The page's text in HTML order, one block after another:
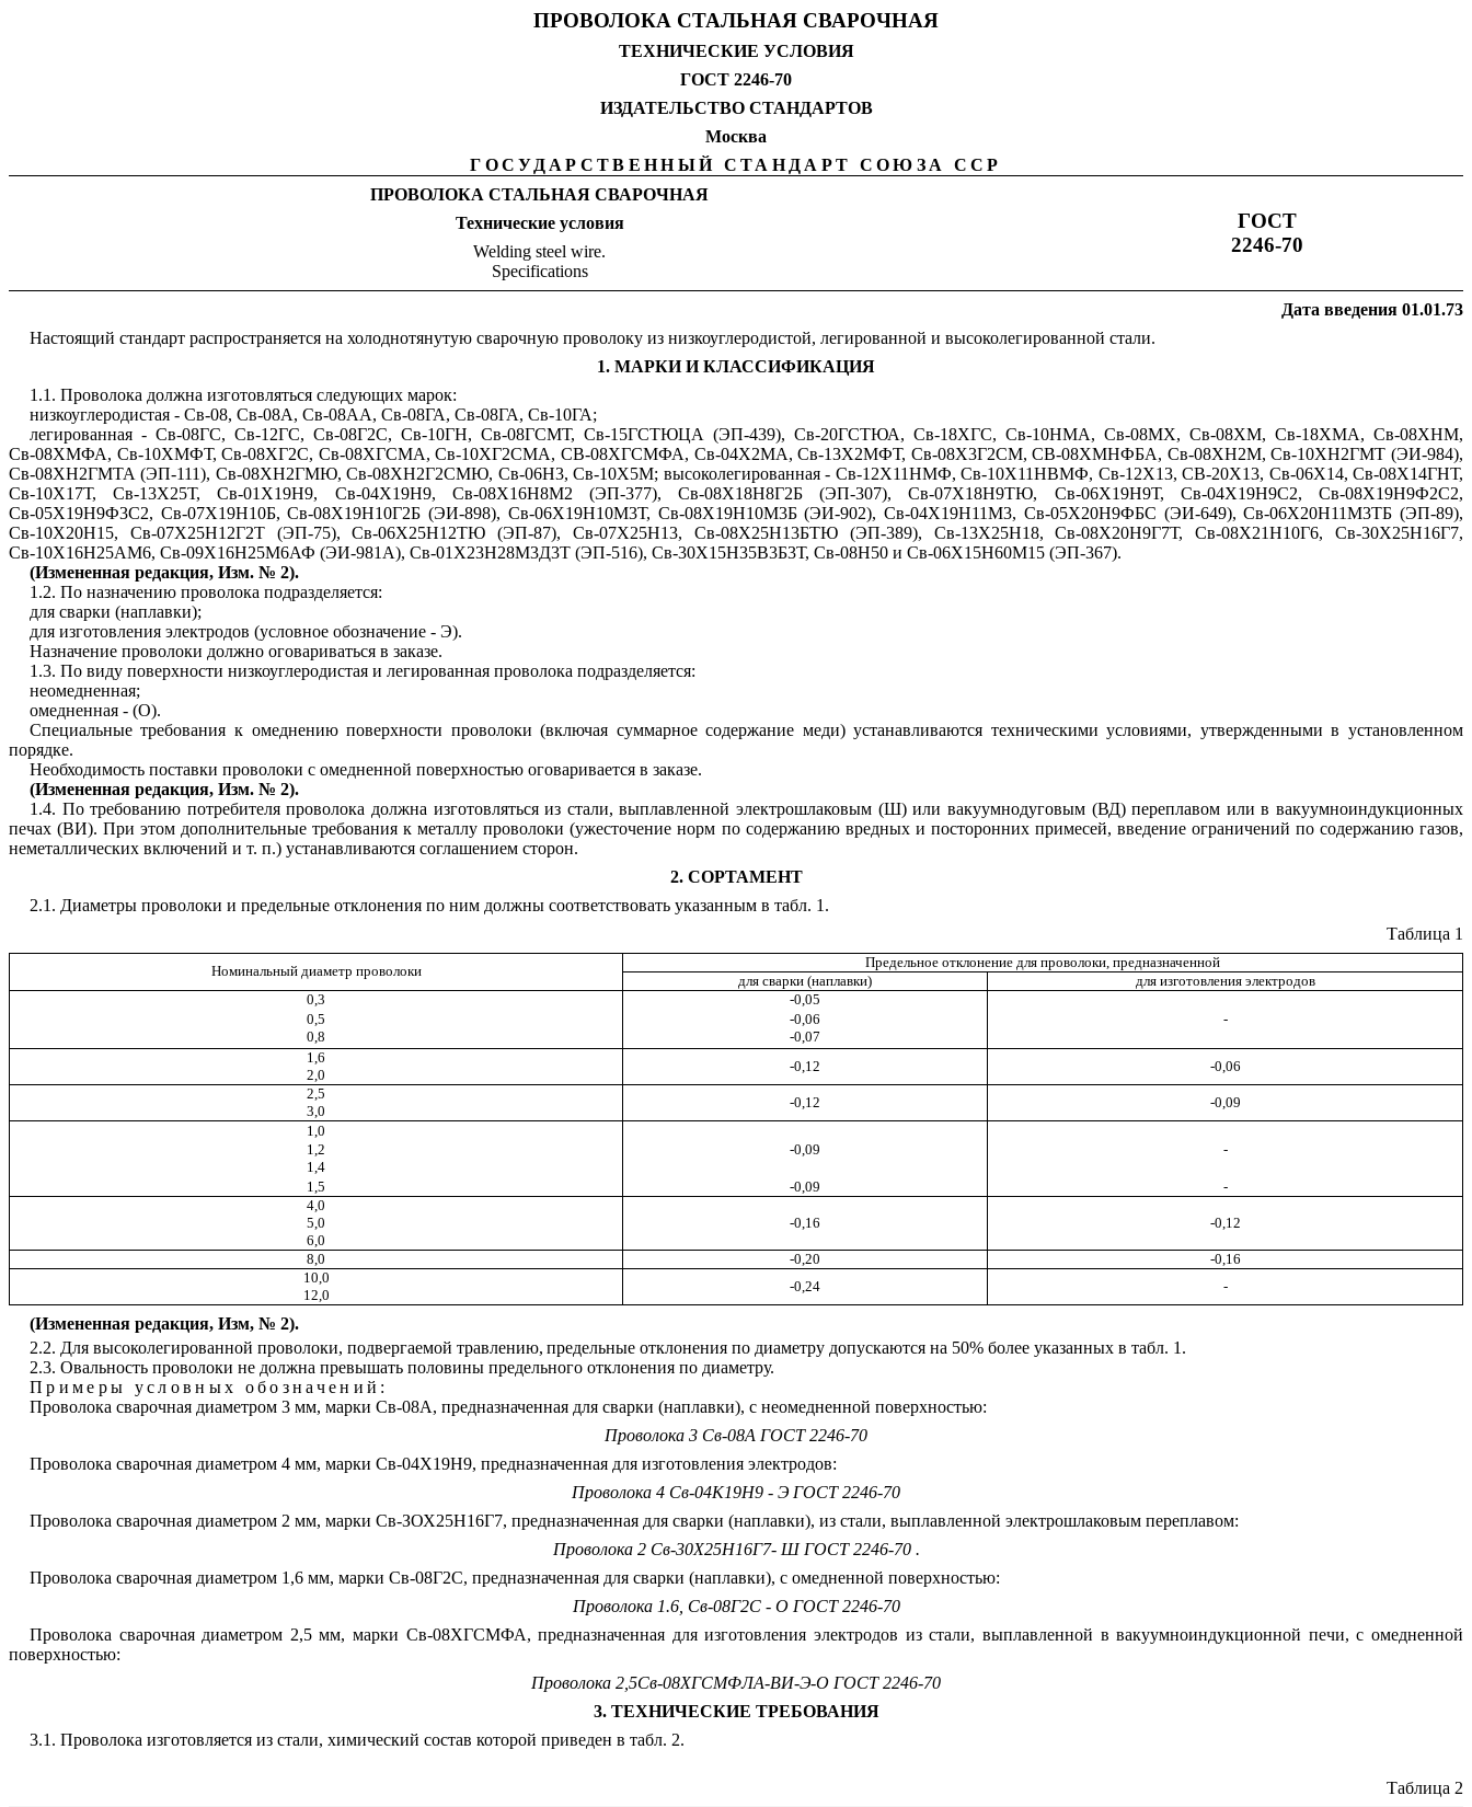
ПРОВОЛОКА СТАЛЬНАЯ СВАРОЧНАЯ
ТЕХНИЧЕСКИЕ УСЛОВИЯ
ГОСТ 2246-70
ИЗДАТЕЛЬСТВО СТАНДАРТОВ
Москва
ГОСУДАРСТВЕННЫЙ СТАНДАРТ СОЮЗА ССР
ПРОВОЛОКА СТАЛЬНАЯ СВАРОЧНАЯ
Технические условия
Welding steel wire.
Specifications
ГОСТ
2246-70
Дата введения 01.01.73
Настоящий стандарт распространяется на холоднотянутую сварочную проволоку из низкоуглеродистой, легированной и высоколегированной стали.
1. МАРКИ И КЛАССИФИКАЦИЯ
1.1. Проволока должна изготовляться следующих марок:
низкоуглеродистая - Св-08, Св-08А, Св-08АА, Св-08ГА, Св-08ГА, Св-10ГА;
легированная - Св-08ГС, Св-12ГС, Св-08Г2С, Св-10ГН, Св-08ГСМТ, Св-15ГСТЮЦА (ЭП-439), Св-20ГСТЮА, Св-18ХГС, Св-10НМА, Св-08МХ, Св-08ХМ, Св-18ХМА, Св-08ХНМ,
Св-08ХМФА, Св-10ХМФТ, Св-08ХГ2С, Св-08ХГСМА, Св-10XГ2СМА, СВ-08ХГСМФА, Св-04Х2МА, Св-13Х2МФТ, Св-08Х3Г2СМ, СВ-08ХМНФБА, Св-08ХН2М, Св-10ХН2ГМТ (ЭИ-984),
Св-08ХН2ГМТА (ЭП-111), Св-08ХН2ГМЮ, Св-08ХН2Г2СМЮ, Св-06Н3, Св-10Х5М; высоколегированная - Св-12Х11НМФ, Св-10Х11НВМФ, Св-12Х13, СВ-20Х13, Св-06Х14, Св-08Х14ГНТ,
Св-10Х17Т, Св-13Х25Т, Св-01Х19Н9, Св-04Х19Н9, Св-08Х16Н8М2 (ЭП-377), Св-08Х18Н8Г2Б (ЭП-307), Св-07Х18Н9ТЮ, Св-06Х19Н9Т, Св-04Х19Н9С2, Св-08Х19Н9Ф2С2,
Св-05Х19Н9Ф3С2, Св-07Х19Н10Б, Св-08Х19Н10Г2Б (ЭИ-898), Св-06Х19Н10М3Т, Св-08Х19Н10М3Б (ЭИ-902), Св-04Х19Н11М3, Св-05Х20Н9ФБС (ЭИ-649), Св-06Х20Н11М3ТБ (ЭП-89),
Св-10Х20Н15, Св-07Х25Н12Г2Т (ЭП-75), Св-06Х25Н12ТЮ (ЭП-87), Св-07Х25Н13, Св-08Х25Н13БТЮ (ЭП-389), Св-13Х25Н18, Св-08Х20Н9Г7Т, Св-08Х21Н10Г6, Св-30Х25Н16Г7,
Св-10Х16Н25АМ6, Св-09Х16Н25М6АФ (ЭИ-981А), Св-01Х23Н28М3Д3Т (ЭП-516), Св-30Х15Н35В3Б3Т, Св-08Н50 и Св-06Х15Н60М15 (ЭП-367).
(Измененная редакция, Изм. № 2).
1.2. По назначению проволока подразделяется:
для сварки (наплавки);
для изготовления электродов (условное обозначение - Э).
Назначение проволоки должно оговариваться в заказе.
1.3. По виду поверхности низкоуглеродистая и легированная проволока подразделяется:
неомедненная;
омедненная - (О).
Специальные требования к омеднению поверхности проволоки (включая суммарное содержание меди) устанавливаются техническими условиями, утвержденными в установленном
порядке.
Необходимость поставки проволоки с омедненной поверхностью оговаривается в заказе.
(Измененная редакция, Изм. № 2).
1.4. По требованию потребителя проволока должна изготовляться из стали, выплавленной электрошлаковым (Ш) или вакуумнодуговым (ВД) переплавом или в вакуумноиндукционных
печах (ВИ). При этом дополнительные требования к металлу проволоки (ужесточение норм по содержанию вредных и посторонних примесей, введение ограничений по содержанию газов,
неметаллических включений и т. п.) устанавливаются соглашением сторон.
2. СОРТАМЕНТ
2.1. Диаметры проволоки и предельные отклонения по ним должны соответствовать указанным в табл. 1.
Таблица 1
Номинальный диаметр проволоки
Предельное отклонение для проволоки, предназначенной
для сварки (наплавки)
для изготовления электродов
0,3
-0,05
0,5
-0,06
-
0,8
-0,07
1,6
2,0
-0,12
-0,06
2,5
3,0
-0,12
-0,09
1,0
1,2
-0,09
-
1,4
1,5
-0,09
-
4,0
5,0
6,0
-0,16 -0,12
8,0 -0,20
-0,16
10,0
12,0
-0,24 -
(Измененная редакция, Изм, № 2).
2.2. Для высоколегированной проволоки, подвергаемой травлению, предельные отклонения по диаметру допускаются на 50% более указанных в табл. 1.
2.3. Овальность проволоки не должна превышать половины предельного отклонения по диаметру.
Примеры условных обозначений :
Проволока сварочная диаметром 3 мм, марки Св-08А, предназначенная для сварки (наплавки), с неомедненной поверхностью:
Проволока 3 Св-08А ГОСТ 2246-70
Проволока сварочная диаметром 4 мм, марки Св-04Х19Н9, предназначенная для изготовления электродов:
Проволока 4 Св-04К19Н9 - Э ГОСТ 2246-70
Проволока сварочная диаметром 2 мм, марки Св-ЗОХ25Н16Г7, предназначенная для сварки (наплавки), из стали, выплавленной электрошлаковым переплавом:
Проволока 2 Св-30Х25Н16Г7- Ш ГОСТ 2246-70 .
Проволока сварочная диаметром 1,6 мм, марки Св-08Г2С, предназначенная для сварки (наплавки), с омедненной поверхностью:
Проволока 1.6, Св-08Г2С - О ГОСТ 2246-70
Проволока сварочная диаметром 2,5 мм, марки Св-08ХГСМФА, предназначенная для изготовления электродов из стали, выплавленной в вакуумноиндукционной печи, с омедненной
поверхностью:
Проволока 2,5Св-08ХГСМФЛА-ВИ-Э-О ГОСТ 2246-70
3. ТЕХНИЧЕСКИЕ ТРЕБОВАНИЯ
3.1. Проволока изготовляется из стали, химический состав которой приведен в табл. 2.
Таблица 2